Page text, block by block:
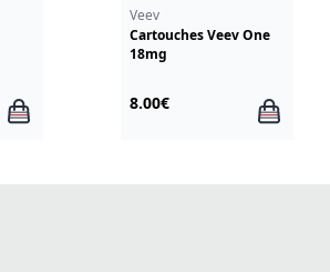
Veev
Cartouches Veev One
18mg
8.00€